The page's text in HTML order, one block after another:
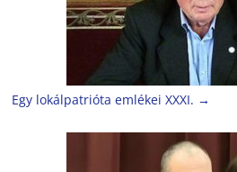
Egy lokálpatrióta emlékei XXXI. →